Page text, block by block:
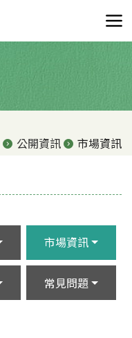
公開資訊 市場資訊
市場資訊
常見問題